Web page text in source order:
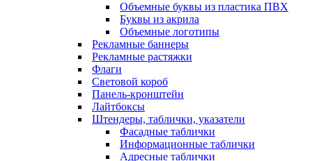
Объемные буквы из пластика ПВХ
Буквы из акрила
Объемные логотипы
Рекламные баннеры
Рекламные растяжки
Флаги
Световой короб
Панель-кронштейн
Лайтбоксы
Штендеры, таблички, указатели
Фасадные таблички
Информационные таблички
Адресные таблички